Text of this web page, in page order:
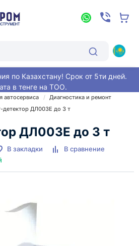
по Казахстану! Срок от 5ти дней.
в тенге на ТОО.
автосервиса
Диагностика и ремонт
ДЛ003Е до 3 т
ДЛ003Е до 3 т
В закладки
В сравнение